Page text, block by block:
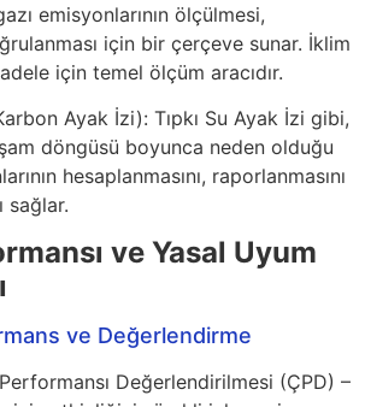
emisyonlarının ölçülmesi,
için bir çerçeve sunar. İklim
için temel ölçüm aracıdır.
Ayak İzi): Tıpkı Su Ayak İzi gibi,
döngüsü boyunca neden olduğu
hesaplanmasını, raporlanmasını
sağlar.
ve Yasal Uyum
ve Değerlendirme
Değerlendirilmesi (ÇPD) –